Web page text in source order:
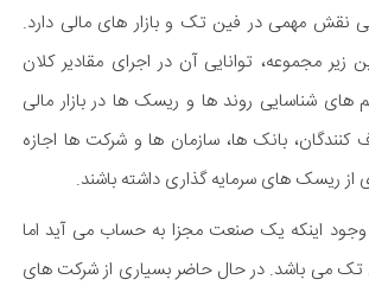
نقش مهمی در فین تک و بازار های مالی دارد.
زیر مجموعه، توانایی آن در اجرای مقادیر کلان
های شناسایی روند ها و ریسک ها در بازار مالی
بانک ها، سازمان ها و شرکت ها اجازه
ریسک های سرمایه گذاری داشته باشند.
وجود اینکه یک صنعت مجزا به حساب می آید اما
تک می باشد. در حال حاضر بسیاری از شرکت های